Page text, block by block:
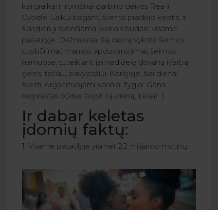
kai graikai ir romėnai garbino deivės Rea ir
Cybele. Laikui bėgant, šventė pradėjo keistis, ir
šiandien ji švenčiama įvairiais būdais, visame
pasaulyje. Dažniausiai šią dieną vyksta šeimos
susibūrimai, mamos apdovanojimas šeimos
namuose, suteikiant jai nedidelę dovaną ir/arba
gėles, tačiau, pavyzdžiui, Korėjoje, šiai dienai
švęsti, organizuojami kariniai žygiai. Gana
neįprastas būdas švęsti tą dieną, tiesa? :)
Ir dabar keletas
įdomių faktų:
1. Visame pasaulyje yra net 2,2 milijardo motinų!